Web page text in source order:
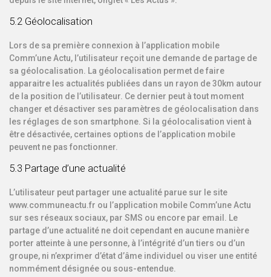
5.2 Géolocalisation
Lors de sa première connexion à l’application mobile
Comm’une Actu, l’utilisateur reçoit une demande de partage de
sa géolocalisation. La géolocalisation permet de faire
apparaitre les actualités publiées dans un rayon de 30km autour
de la position de l’utilisateur. Ce dernier peut à tout moment
changer et désactiver ses paramètres de géolocalisation dans
les réglages de son smartphone. Si la géolocalisation vient à
être désactivée, certaines options de l’application mobile
peuvent ne pas fonctionner.
5.3 Partage d’une actualité
L’utilisateur peut partager une actualité parue sur le site
www.communeactu.fr ou l’application mobile Comm’une Actu
sur ses réseaux sociaux, par SMS ou encore par email. Le
partage d’une actualité ne doit cependant en aucune manière
porter atteinte à une personne, à l’intégrité d’un tiers ou d’un
groupe, ni n’exprimer d’état d’âme individuel ou viser une entité
nommément désignée ou sous-entendue.